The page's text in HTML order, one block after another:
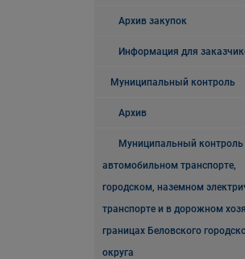
Архив закупок
Информация для
Муниципальный контроль
Архив
Муниципальный контроль
автомобильном транспорте,
городском, наземном
транспорте и в дорожном
границах Беловского
округа